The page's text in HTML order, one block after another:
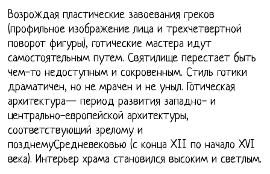
Возрождая пластические завоевания греков
(профильное изображение лица и трехчетвертной
поворот фигуры), готические мастера идут
самостоятельным путем. Святилище перестает быть
чем-то недоступным и сокровенным. Стиль готики
драматичен, но не мрачен и не уныл. Готическая
архитектура— период развития западно- и
центрально-европейской архитектуры,
соответствующий зрелому и
позднемуСредневековью (с конца XII по начало XVI
века). Интерьер храма становился высоким и светлым.